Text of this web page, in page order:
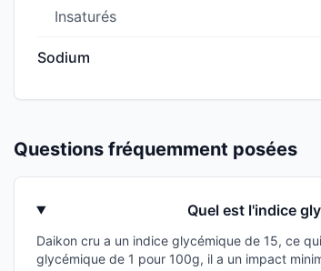
Insaturés
Sodium
Questions fréquemment posées
Quel est l'indice
Daikon cru a un indice glycémique de 15, ce
glycémique de 1 pour 100g, il a un impact